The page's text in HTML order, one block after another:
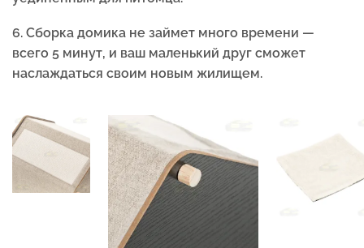
6. Сборка домика не займет много времени —
всего 5 минут, и ваш маленький друг сможет
наслаждаться своим новым жилищем.